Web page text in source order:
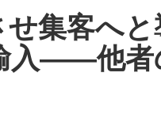
集客へ
入――他者